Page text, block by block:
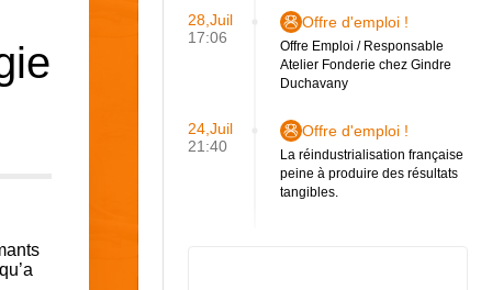
28,Juil
17:06
Offre d'emploi !
Offre Emploi / Responsable
Atelier Fonderie chez Gindre
Duchavany
24,Juil
21:40
Offre d'emploi !
La réindustrialisation française
peine à produire des résultats
tangibles.